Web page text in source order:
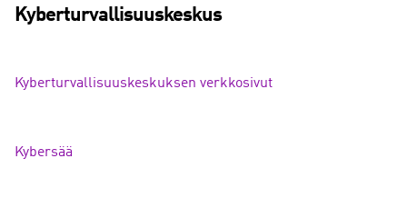
Kyberturvallisuuskeskus
Kyberturvallisuuskeskuksen verkkosivut
Kybersää